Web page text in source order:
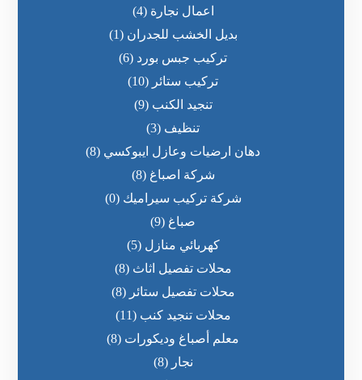
اعمال نجارة (4)
بديل الخشب للجدران (1)
تركيب جبس بورد (6)
تركيب ستائر (10)
تنجيد الكنب (9)
تنظيف (3)
دهان ارضيات وعازل ايبوكسي (8)
شركة اصباغ (8)
شركة تركيب سيراميك (0)
صباغ (9)
كهربائي منازل (5)
محلات تفصيل اثاث (8)
محلات تفصيل ستائر (8)
محلات تنجيد كنب (11)
معلم أصباغ وديكورات (8)
نجار (8)